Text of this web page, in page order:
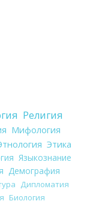
Религия
Мифология
Этика
Языкознание
Демография
Дипломатия
Биология